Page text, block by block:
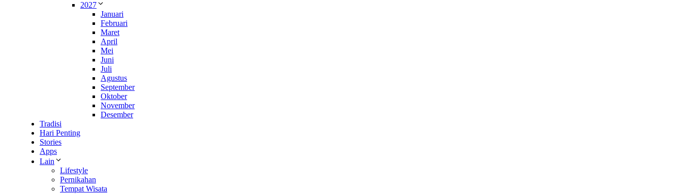
2027
Januari
Februari
Maret
April
Mei
Juni
Juli
Agustus
September
Oktober
November
Desember
Tradisi
Hari Penting
Stories
Apps
Lain
Lifestyle
Pernikahan
Tempat Wisata